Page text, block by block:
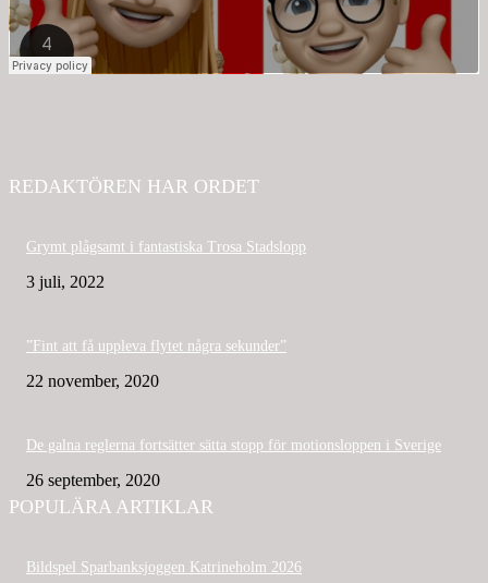
REDAKTÖREN HAR ORDET
Grymt plågsamt i fantastiska Trosa Stadslopp
3 juli, 2022
”Fint att få uppleva flytet några sekunder”
22 november, 2020
De galna reglerna fortsätter sätta stopp för motionsloppen i Sverige
26 september, 2020
POPULÄRA ARTIKLAR
Bildspel Sparbanksjoggen Katrineholm 2026